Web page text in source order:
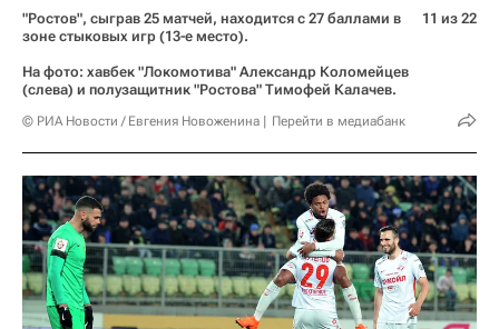
"Ростов", сыграв 25 матчей, находится с 27 баллами в
зоне стыковых игр (13-е место).
На фото: хавбек "Локомотива" Александр Коломейцев
(слева) и полузащитник "Ростова" Тимофей Калачев.
© РИА Новости / Евгения Новоженина Перейти в медиабанк
11 из 22